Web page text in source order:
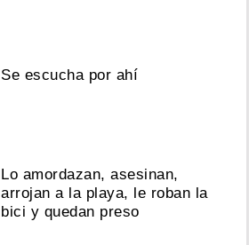
Se escucha por ahí
Lo amordazan, asesinan,
arrojan a la playa, le roban la
bici y quedan preso